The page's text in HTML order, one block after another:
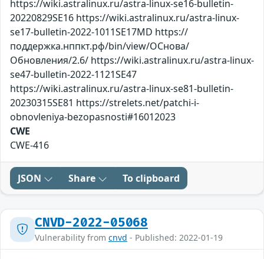
https://wiki.astralinux.ru/astra-linux-se16-bulletin-
20220829SE16 https://wiki.astralinux.ru/astra-linux-
se17-bulletin-2022-1011SE17MD https://
поддержка.нппкт.рф/bin/view/ОСнова/
Обновления/2.6/ https://wiki.astralinux.ru/astra-linux-
se47-bulletin-2022-1121SE47
https://wiki.astralinux.ru/astra-linux-se81-bulletin-
20230315SE81 https://strelets.net/patchi-i-
obnovleniya-bezopasnosti#16012023
CWE
CWE-416
JSON Share To clipboard
CNVD-2022-05068
Vulnerability from cnvd - Published: 2022-01-19